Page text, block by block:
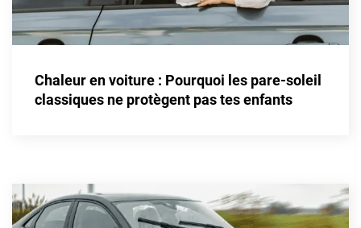
Alfa Romeo
Aston Martin
Buick
Chaleur en voiture : Pourquoi les pare-soleil
classiques ne protègent pas tes enfants